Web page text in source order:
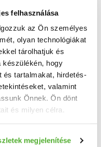
felhasználása
az Ön személyes
olyan technológiákat
tárolhatjuk és
készülékén, hogy
és tartalmakat, hirdetés-
valamint
Önnek. Ön dönt
és milyen célra.
megjelenítése
utca 2
FELFEDÉSE